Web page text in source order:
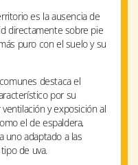
es la ausencia de
directamente sobre pie
puro con el suelo y su
destaca el
por su
y exposición al
el de espaldera,
uno adaptado a las
de uva.